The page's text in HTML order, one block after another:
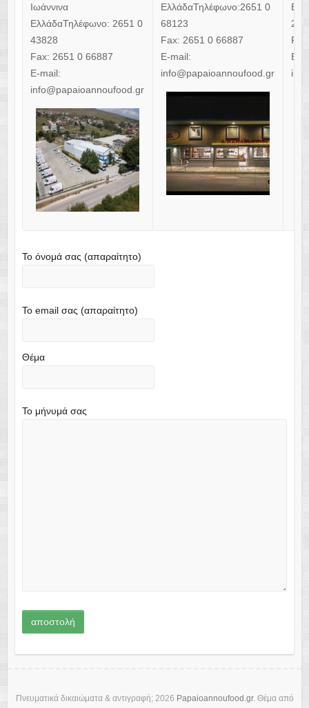
Ιωάννινα
ΕλλάδαΤηλέφωνο: 2651 0
43828
Fax: 2651 0 66887
E-mail:
info@papaioannoufood.gr
ΕλλάδαΤηλέφωνο:2651 0
68123
Fax: 2651 0 66887
E-mail:
info@papaioannoufood.gr
E-
Το όνομά σας (απαραίτητο)
Το email σας (απαραίτητο)
Θέμα
Το μήνυμά σας
Πνευματικά δικαιώματα & αντιγραφή; 2026 Papaioannoufood.gr. Θέμα από